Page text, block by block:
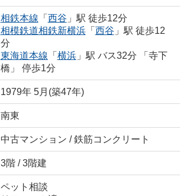
相鉄本線 「 西谷 」駅 徒歩12分
相模鉄道相鉄新横浜「 西谷 」駅 徒歩12
分
東海道本線 「 横浜」駅 バス32分 「寺下
橋」 停歩1分
1979年 5月(築47年)
南東
中古マンション / 鉄筋コンクリート
3階 / 3階建
ペット相談